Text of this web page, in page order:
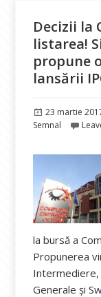
Decizii la
listarea!
propune
lansării
Publicat
pe
23 martie
Semnal
la bursă a
Propunerea
Intermediere,
Generale și